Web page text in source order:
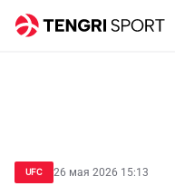
UFC 26 мая 2026 15:13